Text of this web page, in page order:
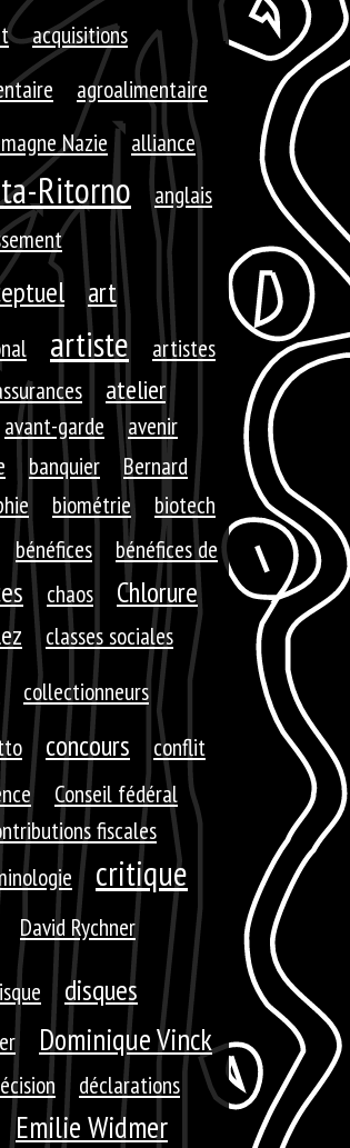
acquisitions
agroalimentaire
Nazie alliance
Ritorno
anglais
art
artiste
artistes
atelier
avant-garde
avenir
banquier
Bernard
biométrie biotech
bénéfices
bénéfices de
chaos Chlorure
classes sociales
collectionneurs
concours conflit
Conseil fédéral
fiscales
critique
David Rychner
disques
Dominique Vinck
déclarations
Emilie Widmer